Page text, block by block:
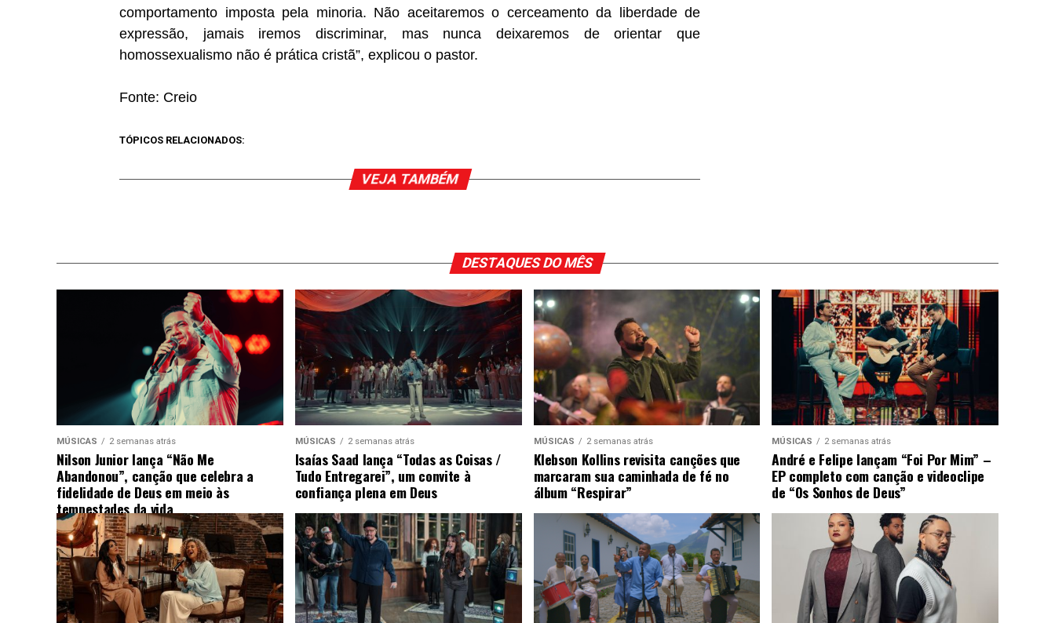
comportamento imposta pela minoria. Não aceitaremos o cerceamento da liberdade de
expressão, jamais iremos discriminar, mas nunca deixaremos de orientar que
homossexualismo não é prática cristã”, explicou o pastor.
Fonte: Creio
TÓPICOS RELACIONADOS:
VEJA TAMBÉM
DESTAQUES DO MÊS
MÚSICAS 2 semanas atrás
Nilson Junior lança “Não Me
Abandonou”, canção que celebra a
fidelidade de Deus em meio às
tempestades da vida
MÚSICAS 2 semanas atrás
Isaías Saad lança “Todas as Coisas /
Tudo Entregarei”, um convite à
confiança plena em Deus
MÚSICAS 2 semanas atrás
Klebson Kollins revisita canções que
marcaram sua caminhada de fé no
álbum “Respirar”
MÚSICAS 2 semanas atrás
André e Felipe lançam “Foi Por Mim” –
EP completo com canção e videoclipe
de “Os Sonhos de Deus”